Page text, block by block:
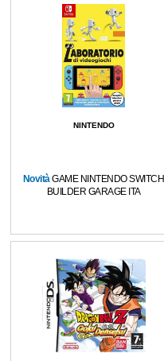
NINTENDO
NovitàGAME NINTENDO SWITCH
BUILDER GARAGE ITA